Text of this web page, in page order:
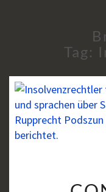
Tag: